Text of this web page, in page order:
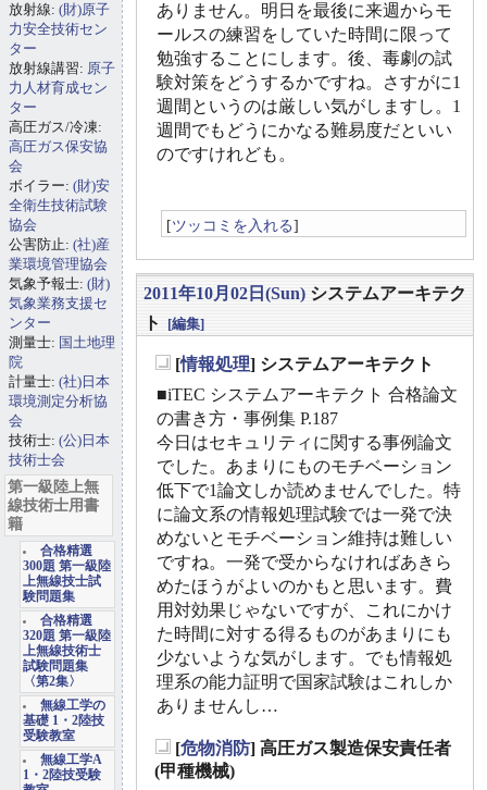
ありません。明日を最後に来週からモ
ールスの練習をしていた時間に限って
勉強することにします。後、毒劇の試
験対策をどうするかですね。さすがに1
週間というのは厳しい気がしますし。1
週間でもどうにかなる難易度だといい
のですけれども。
[ツッコミを入れる]
2011年10月02日(Sun) システムアーキテク
ト
[編集]
[情報処理] システムアーキテクト
■iTEC システムアーキテクト 合格論文
の書き方・事例集 P.187
今日はセキュリティに関する事例論文
でした。あまりにものモチベーション
低下で1論文しか読めませんでした。特
に論文系の情報処理試験では一発で決
めないとモチベーション維持は難しい
ですね。一発で受からなければあきら
めたほうがよいのかもと思います。費
用対効果じゃないですが、これにかけ
た時間に対する得るものがあまりにも
少ないような気がします。でも情報処
理系の能力証明で国家試験はこれしか
ありませんし…
[危物消防] 高圧ガス製造保安責任者
(甲種機械)
放射線: (財)原子
力安全技術セン
ター
放射線講習: 原子
力人材育成セン
ター
高圧ガス/冷凍:
高圧ガス保安協
会
ボイラー: (財)安
全衛生技術試験
協会
公害防止: (社)産
業環境管理協会
気象予報士: (財)
気象業務支援セ
ンター
測量士: 国土地理
院
計量士: (社)日本
環境測定分析協
会
技術士: (公)日本
技術士会
第一級陸上無
線技術士用書
籍
合格精選
300題 第一級陸
上無線技士試
験問題集
合格精選
320題 第一級陸
上無線技術士
試験問題集
〈第2集〉
無線工学の
基礎 1・2陸技
受験教室
無線工学A
1・2陸技受験